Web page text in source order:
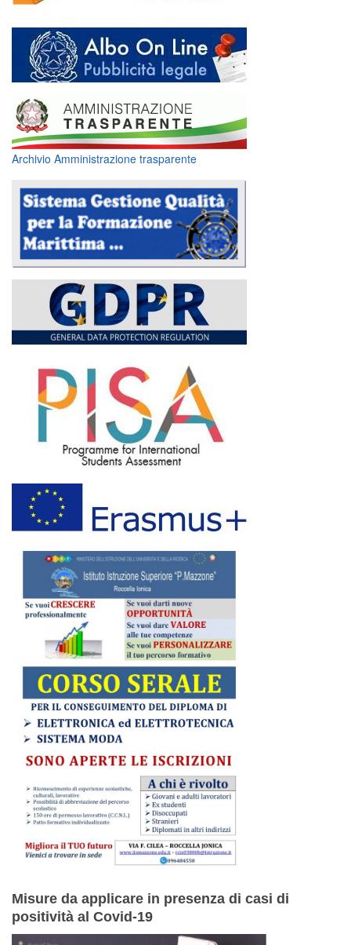
Archivio Amministrazione trasparente
Misure da applicare in presenza di casi di
positività al Covid-19